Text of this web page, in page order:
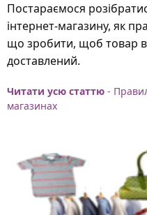
Постараємося
інтернет-магазину, як
що зробити, щоб товар
доставлений.
Читати усю статтю -
магазинах